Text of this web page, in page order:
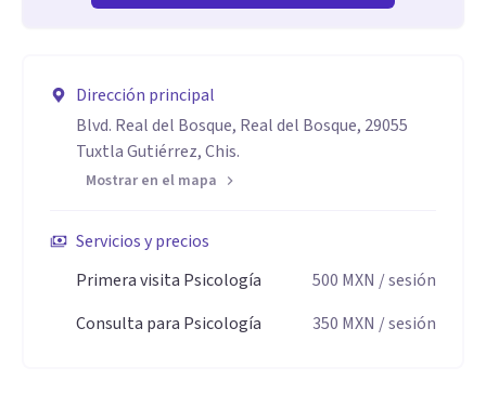
Dirección principal
Blvd. Real del Bosque, Real del Bosque, 29055
Tuxtla Gutiérrez, Chis.
Mostrar en el mapa
Servicios y precios
Primera visita Psicología
500 MXN / sesión
Consulta para Psicología
350 MXN / sesión